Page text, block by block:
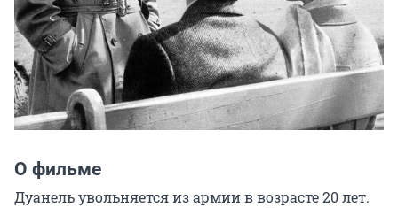
О фильме
Дуанель увольняется из армии в возрасте 20 лет.